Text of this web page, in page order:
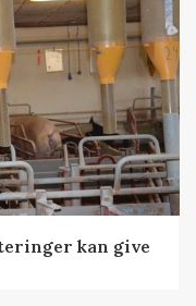
kan give